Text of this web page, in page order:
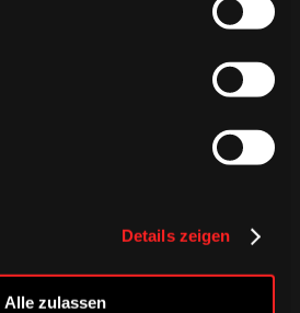
Details zeigen
Alle zulassen